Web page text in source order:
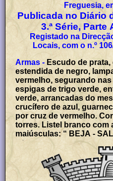
Freguesia,
Publicada no Diário
3.ª Série, Parte
Registado na
Locais, com o n.º
Armas - Escudo de
estendida de negro,
vermelho, segurando
espigas de trigo verde,
verde, arrancadas do
crucífero de azul,
por cruz de vermelho.
torres. Listel branco com
maiúsculas: “ BEJA -